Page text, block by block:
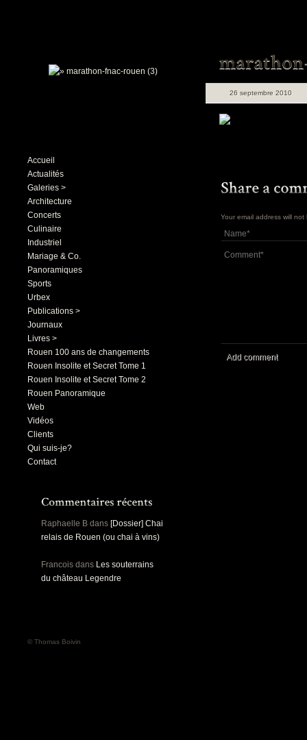
Accueil
Actualités
Galeries >
Architecture
Concerts
Culinaire
Industriel
Mariage & Co.
Panoramiques
Sports
Urbex
Publications >
Journaux
Livres >
Rouen 100 ans de changements
Rouen Insolite et Secret Tome 1
Rouen Insolite et Secret Tome 2
Rouen Panoramique
Web
Vidéos
Clients
Qui suis-je?
Contact
Raphaelle B dans [Dossier] Chai
relais de Rouen (ou chai à vins)
Francois dans Les souterrains
du château Legendre
26 septembre 2010
Your email address will
Add comment
© Thomas Boivin